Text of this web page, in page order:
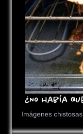
Imágenes chistosas